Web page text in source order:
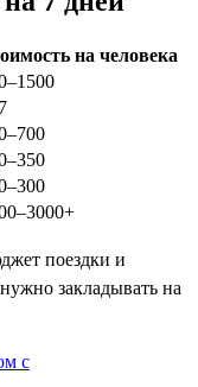
на человека
поездки и
закладывать на